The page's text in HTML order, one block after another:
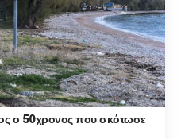
ο 50χρονος που σκότωσε